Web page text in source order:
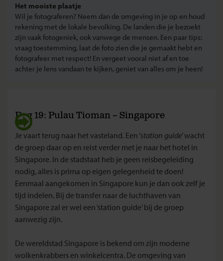
Het mooiste plaatje
Wil je fotograferen? Neem dan de omgeving in je op en houd
rekening met de lokale bevolking. De landen die je bezoekt
zijn vaak fotogeniek, ook vanwege de mensen. Een paar tips:
vraag toestemming, laat de foto zien die je gemaakt hebt en
fotografeer met respect! En vergeet vooral niet af en toe
achter je lens vandaan te kijken, geniet van alles om je heen!
Dag 19: Pulau Tioman – Singapore
Je vaart terug naar het vasteland. Een ‘station guide’ wacht
de groep daar op en reist verder met je naar het hotel in
Singapore. In de stadstaat heb je geen reisbegeleiding
nodig, alles is prima op eigen gelegenheid te doen!
Eenmaal aangekomen in Singapore kun je dan ook zelf je
tijd indelen. Bij de transfer naar de luchthaven van
Singapore zal er wel een ‘station guide’ bij de groep
aanwezig zijn.
De wereldstad Singapore is bekend om zijn moderne
wolkenkrabbers en winkelcentra. De omgeving van